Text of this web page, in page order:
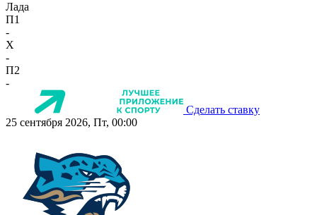
Лада
П1
-
X
-
П2
-
Сделать ставку
25 сентября 2026, Пт, 00:00